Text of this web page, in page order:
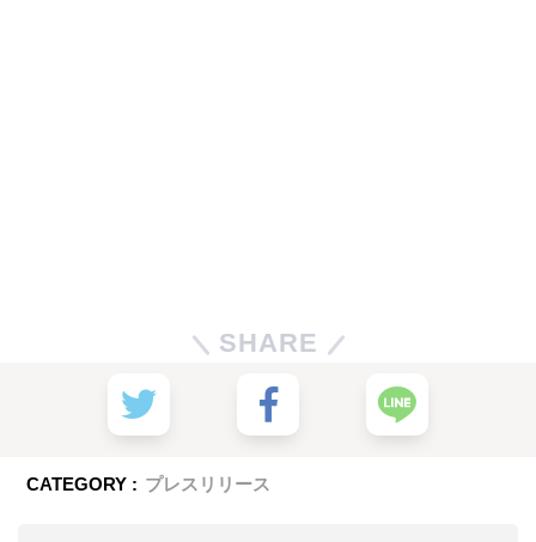
SHARE
CATEGORY : プレスリリース